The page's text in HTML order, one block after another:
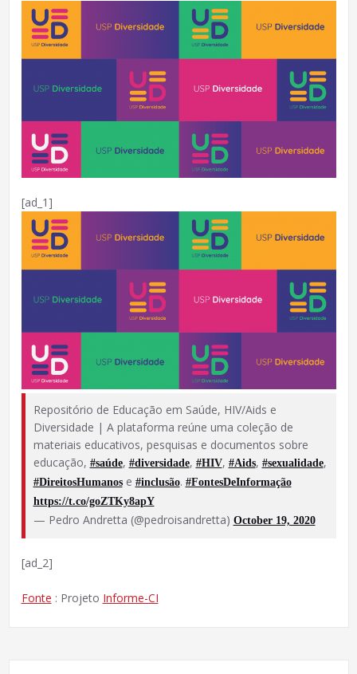
[ad_1]
Repositório de Educação em Saúde, HIV/Aids e
Diversidade | A plataforma reúne uma coleção de
materiais educativos, pesquisas e documentos sobre
educação, #saúde, #diversidade, #HIV, #Aids, #sexualidade,
#DireitosHumanose #inclusão. #FontesDeInformação
https://t.co/goZTKy8apY
— Pedro Andretta (@pedroisandretta) October 19, 2020
[ad_2]
Fonte : Projeto Informe-CI